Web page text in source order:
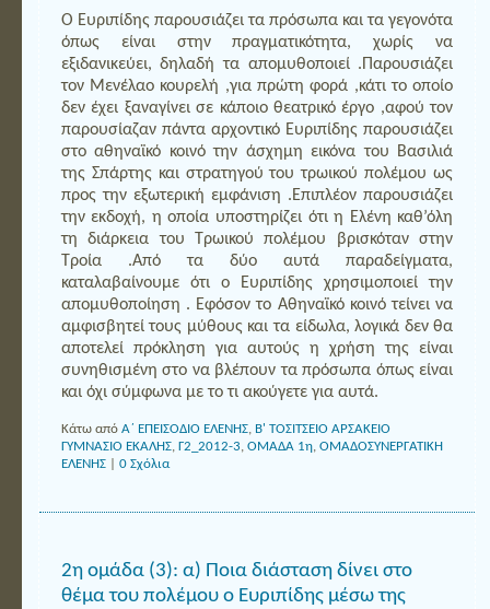
Ο Ευριπίδης παρουσιάζει τα πρόσωπα και τα γεγονότα
όπως είναι στην πραγματικότητα, χωρίς να
εξιδανικεύει, δηλαδή τα απομυθοποιεί .Παρουσιάζει
τον Μενέλαο κουρελή ,για πρώτη φορά ,κάτι το οποίο
δεν έχει ξαναγίνει σε κάποιο θεατρικό έργο ,αφού τον
παρουσίαζαν πάντα αρχοντικό Ευριπίδης παρουσιάζει
στο αθηναϊκό κοινό την άσχημη εικόνα του Βασιλιά
της Σπάρτης και στρατηγού του τρωικού πολέμου ως
προς την εξωτερική εμφάνιση .Επιπλέον παρουσιάζει
την εκδοχή, η οποία υποστηρίζει ότι η Ελένη καθ’όλη
τη διάρκεια του Τρωικού πολέμου βρισκόταν στην
Τροία .Από τα δύο αυτά παραδείγματα,
καταλαβαίνουμε ότι ο Ευριπίδης χρησιμοποιεί την
απομυθοποίηση . Εφόσον το Αθηναϊκό κοινό τείνει να
αμφισβητεί τους μύθους και τα είδωλα, λογικά δεν θα
αποτελεί πρόκληση για αυτούς η χρήση της είναι
συνηθισμένη στο να βλέπουν τα πρόσωπα όπως είναι
και όχι σύμφωνα με το τι ακούγετε για αυτά.
Κάτω από Α΄ ΕΠΕΙΣΟΔΙΟ ΕΛΕΝΗΣ, Β' ΤΟΣΙΤΣΕΙΟ ΑΡΣΑΚΕΙΟ
ΓΥΜΝΑΣΙΟ ΕΚΑΛΗΣ, Γ2_2012-3, ΟΜΑΔΑ 1η, ΟΜΑΔΟΣΥΝΕΡΓΑΤΙΚΗ
ΕΛΕΝΗΣ
0 Σχόλια
2η ομάδα (3): α) Ποια διάσταση δίνει στο
θέμα του πολέμου ο Ευριπίδης μέσω της